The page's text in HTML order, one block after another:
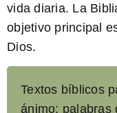
vida diaria. La
objetivo principal
Dios.
Textos bíblicos
ánimo: palabras